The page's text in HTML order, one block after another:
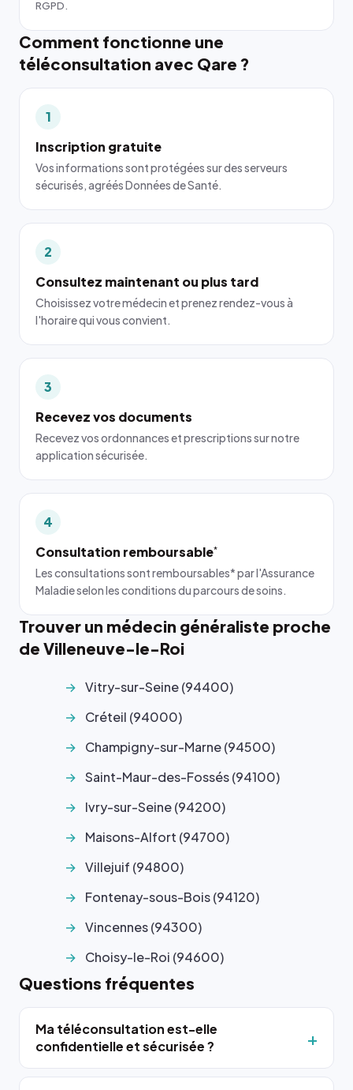
RGPD.
Comment fonctionne une
téléconsultation avec Qare ?
1
Inscription gratuite
Vos informations sont protégées sur des serveurs
sécurisés, agréés Données de Santé.
2
Consultez maintenant ou plus tard
Choisissez votre médecin et prenez rendez-vous à
l'horaire qui vous convient.
3
Recevez vos documents
Recevez vos ordonnances et prescriptions sur notre
application sécurisée.
4
Consultation remboursable*
Les consultations sont remboursables* par l'Assurance
Maladie selon les conditions du parcours de soins.
Trouver un médecin généraliste proche
de Villeneuve-le-Roi
Vitry-sur-Seine (94400)
Créteil (94000)
Champigny-sur-Marne (94500)
Saint-Maur-des-Fossés (94100)
Ivry-sur-Seine (94200)
Maisons-Alfort (94700)
Villejuif (94800)
Fontenay-sous-Bois (94120)
Vincennes (94300)
Choisy-le-Roi (94600)
Questions fréquentes
Ma téléconsultation est-elle
confidentielle et sécurisée ?